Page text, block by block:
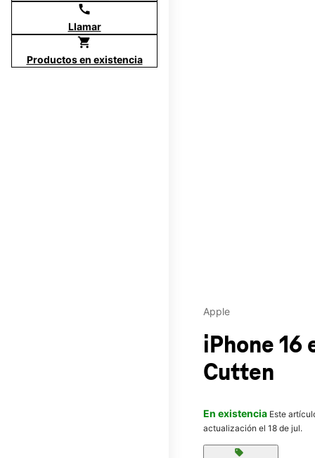
call
Llamar
shopping_cart
Productos en existencia
Apple
iPhone 16
Cutten
En existencia Este
actualización el 18 de jul.
sell